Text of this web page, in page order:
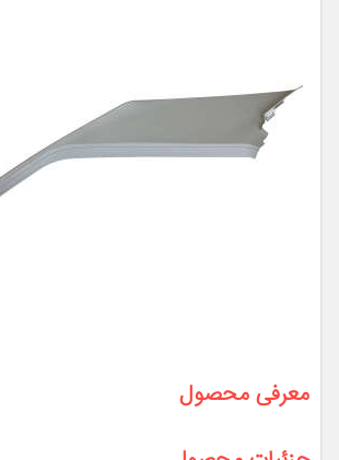
معرفی محصول